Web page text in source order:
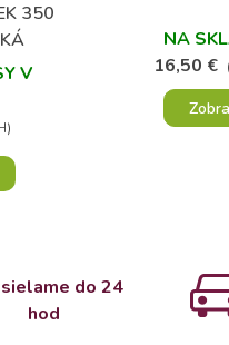
350
V
NA
16,50 €
do 24
hod